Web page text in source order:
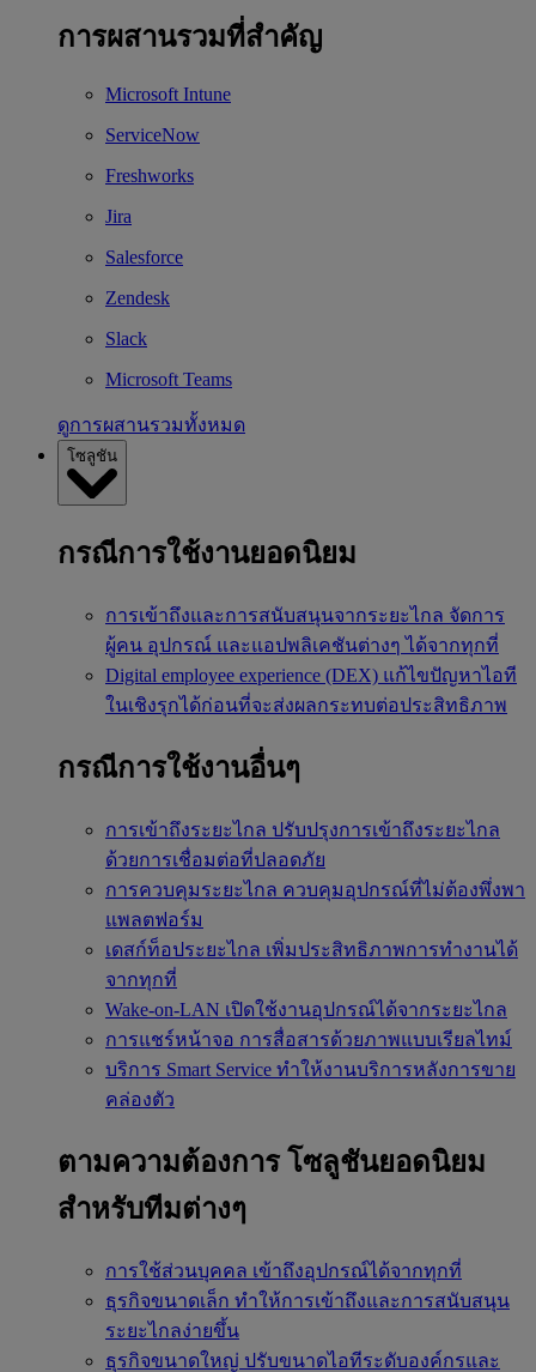
การผสานรวมที่สำคัญ
Microsoft Intune
ServiceNow
Freshworks
Jira
Salesforce
Zendesk
Slack
Microsoft Teams
ดูการผสานรวมทั้งหมด
โซลูชัน
กรณีการใช้งานยอดนิยม
การเข้าถึงและการสนับสนุนจากระยะไกล จัดการ
ผู้คน อุปกรณ์ และแอปพลิเคชันต่างๆ ได้จากทุกที่
Digital employee experience (DEX) แก้ไขปัญหาไอที
ในเชิงรุกได้ก่อนที่จะส่งผลกระทบต่อประสิทธิภาพ
กรณีการใช้งานอื่นๆ
การเข้าถึงระยะไกล ปรับปรุงการเข้าถึงระยะไกล
ด้วยการเชื่อมต่อที่ปลอดภัย
การควบคุมระยะไกล ควบคุมอุปกรณ์ที่ไม่ต้องพึ่งพา
แพลตฟอร์ม
เดสก์ท็อประยะไกล เพิ่มประสิทธิภาพการทำงานได้
จากทุกที่
Wake-on-LAN เปิดใช้งานอุปกรณ์ได้จากระยะไกล
การแชร์หน้าจอ การสื่อสารด้วยภาพแบบเรียลไทม์
บริการ Smart Service ทำให้งานบริการหลังการขาย
คล่องตัว
ตามความต้องการ โซลูชันยอดนิยม
สำหรับทีมต่างๆ
การใช้ส่วนบุคคล เข้าถึงอุปกรณ์ได้จากทุกที่
ธุรกิจขนาดเล็ก ทำให้การเข้าถึงและการสนับสนุน
ระยะไกลง่ายขึ้น
ธุรกิจขนาดใหญ่ ปรับขนาดไอทีระดับองค์กรและ